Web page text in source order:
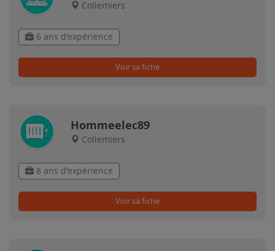
Collemiers
6 ans d'expérience
Voir sa fiche
Hommeelec89
Collemiers
8 ans d'expérience
Voir sa fiche